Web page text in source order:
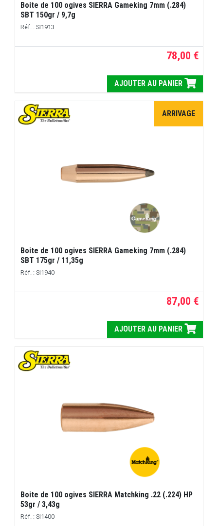
Boite de 100 ogives SIERRA Gameking 7mm (.284)
SBT 150gr / 9,7g
Réf. : SI1913
78,00 €
AJOUTER AU PANIER
ARRIVAGE
Boite de 100 ogives SIERRA Gameking 7mm (.284)
SBT 175gr / 11,35g
Réf. : SI1940
87,00 €
AJOUTER AU PANIER
Boite de 100 ogives SIERRA Matchking .22 (.224) HP
53gr / 3,43g
Réf. : SI1400